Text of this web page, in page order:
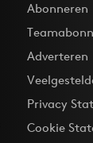
Abonneren
Adverteren
Privacy
Cookie